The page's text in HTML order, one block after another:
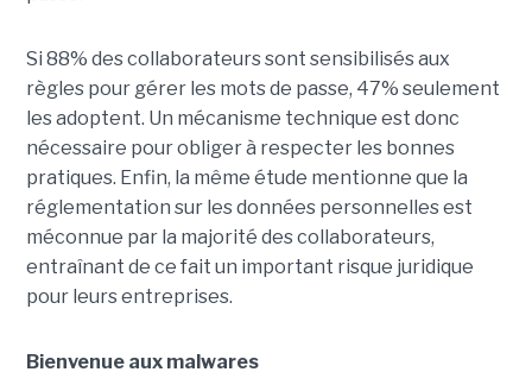
Si 88% des collaborateurs sont sensibilisés aux
règles pour gérer les mots de passe, 47% seulement
les adoptent. Un mécanisme technique est donc
nécessaire pour obliger à respecter les bonnes
pratiques. Enfin, la même étude mentionne que la
réglementation sur les données personnelles est
méconnue par la majorité des collaborateurs,
entraînant de ce fait un important risque juridique
pour leurs entreprises.
Bienvenue aux malwares